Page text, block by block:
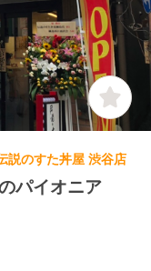
説のすた丼屋 渋谷店
パイオニア